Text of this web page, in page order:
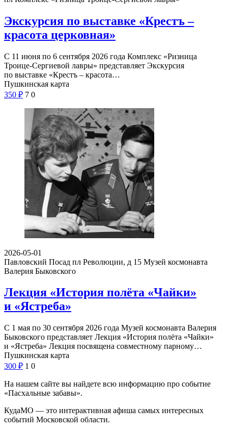
Экскурсия по выставке «Крестъ –
красота церковная»
С 11 июня по 6 сентября 2026 года Комплекс «Ризница
Троице-Сергиевой лавры» представляет Экскурсия
по выставке «Крестъ – красота…
Пушкинская карта
350 ₽ 7 0
2026-05-01
Павловский Посад пл Революции, д 15 Музей космонавта
Валерия Быковского
Лекция «История полёта «Чайки»
и «Ястреба»
С 1 мая по 30 сентября 2026 года Музей космонавта Валерия
Быковского представляет Лекция «История полёта «Чайки»
и «Ястреба» Лекция посвящена совместному парному…
Пушкинская карта
300 ₽ 1 0
На нашем сайте вы найдете всю информацию про событие
«Пасхальные забавы».
КудаМО — это интерактивная афиша самых интересных
событий Московской области.